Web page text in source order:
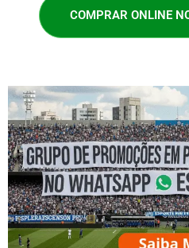
COMPRAR ONLINE